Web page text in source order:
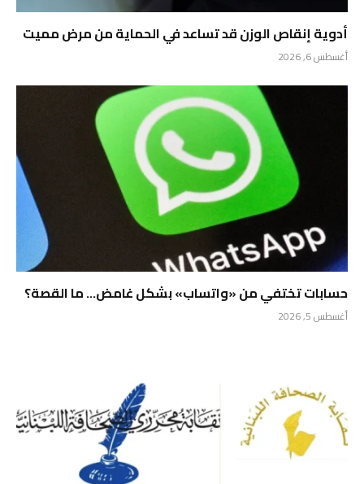
أدوية إنقاص الوزن قد تساعد في الحماية من مرض مميت
أغسطس 6, 2026
حسابات تختفي من «واتساب» بشكل غامض… ما القصة؟
أغسطس 5, 2026